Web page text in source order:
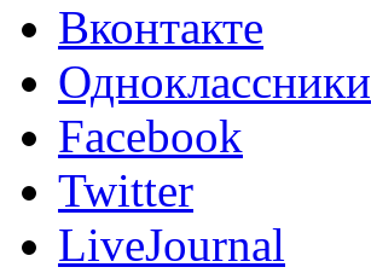
Вконтакте
Одноклассники
Facebook
Twitter
LiveJournal